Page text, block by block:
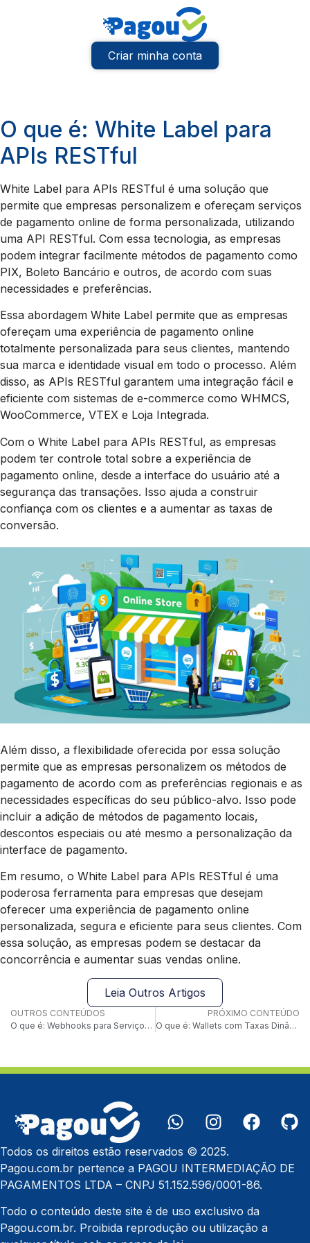
Criar minha conta
O que é: White Label para
APIs RESTful
White Label para APIs RESTful é uma solução que
permite que empresas personalizem e ofereçam serviços
de pagamento online de forma personalizada, utilizando
uma API RESTful. Com essa tecnologia, as empresas
podem integrar facilmente métodos de pagamento como
PIX, Boleto Bancário e outros, de acordo com suas
necessidades e preferências.
Essa abordagem White Label permite que as empresas
ofereçam uma experiência de pagamento online
totalmente personalizada para seus clientes, mantendo
sua marca e identidade visual em todo o processo. Além
disso, as APIs RESTful garantem uma integração fácil e
eficiente com sistemas de e-commerce como WHMCS,
WooCommerce, VTEX e Loja Integrada.
Com o White Label para APIs RESTful, as empresas
podem ter controle total sobre a experiência de
pagamento online, desde a interface do usuário até a
segurança das transações. Isso ajuda a construir
confiança com os clientes e a aumentar as taxas de
conversão.
Além disso, a flexibilidade oferecida por essa solução
permite que as empresas personalizem os métodos de
pagamento de acordo com as preferências regionais e as
necessidades específicas do seu público-alvo. Isso pode
incluir a adição de métodos de pagamento locais,
descontos especiais ou até mesmo a personalização da
interface de pagamento.
Em resumo, o White Label para APIs RESTful é uma
poderosa ferramenta para empresas que desejam
oferecer uma experiência de pagamento online
personalizada, segura e eficiente para seus clientes. Com
essa solução, as empresas podem se destacar da
concorrência e aumentar suas vendas online.
Leia Outros Artigos
OUTROS CONTEÚDOS
O que é: Webhooks para Serviços de Débito Automático
PRÓXIMO CONTEÚDO
O que é: Wallets com Taxas Dinâmicas
Todos os direitos estão reservados © 2025.
Pagou.com.br pertence a PAGOU INTERMEDIAÇÃO DE
PAGAMENTOS LTDA – CNPJ 51.152.596/0001-86.
Todo o conteúdo deste site é de uso exclusivo da
Pagou.com.br. Proibida reprodução ou utilização a